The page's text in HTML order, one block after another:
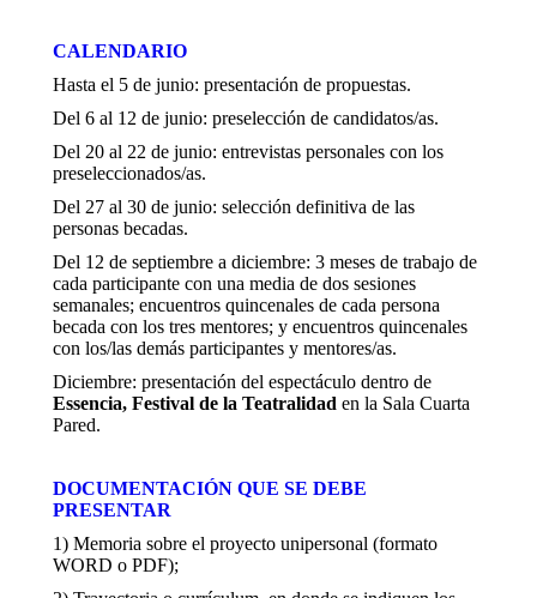
CALENDARIO
Hasta el 5 de junio: presentación de propuestas.
Del 6 al 12 de junio: preselección de candidatos/as.
Del 20 al 22 de junio: entrevistas personales con los
preseleccionados/as.
Del 27 al 30 de junio: selección definitiva de las
personas becadas.
Del 12 de septiembre a diciembre: 3 meses de trabajo de
cada participante con una media de dos sesiones
semanales; encuentros quincenales de cada persona
becada con los tres mentores; y encuentros quincenales
con los/las demás participantes y mentores/as.
Diciembre: presentación del espectáculo dentro de
Essencia, Festival de la Teatralidad en la Sala Cuarta
Pared.
DOCUMENTACIÓN QUE SE DEBE
PRESENTAR
1) Memoria sobre el proyecto unipersonal (formato
WORD o PDF);